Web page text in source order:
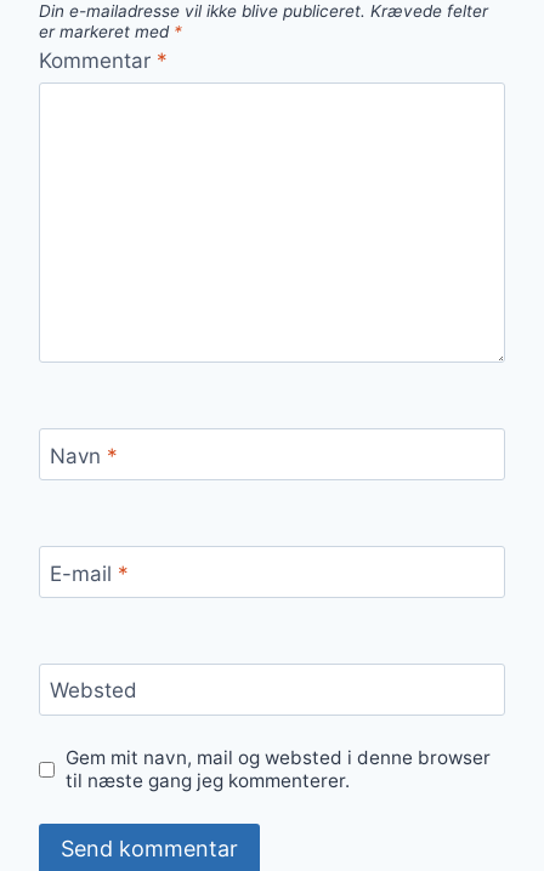
Din e-mailadresse vil ikke blive publiceret. Krævede felter
er markeret med *
Kommentar *
Navn *
E-mail *
Websted
Gem mit navn, mail og websted i denne browser
til næste gang jeg kommenterer.